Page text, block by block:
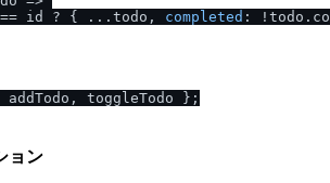
id ? { ...todo, completed : !todo.
toggleTodo };
ョン